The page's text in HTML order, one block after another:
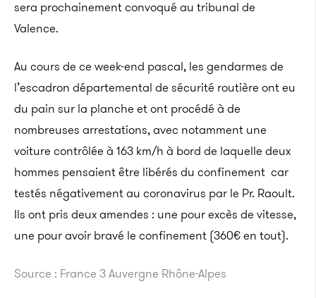
sera prochainement convoqué au tribunal de
Valence.
Au cours de ce week-end pascal, les gendarmes de
l’escadron départemental de sécurité routière ont eu
du pain sur la planche et ont procédé à de
nombreuses arrestations, avec notamment une
voiture contrôlée à 163 km/h à bord de laquelle deux
hommes pensaient être libérés du confinement car
testés négativement au coronavirus par le Pr. Raoult.
Ils ont pris deux amendes : une pour excès de vitesse,
une pour avoir bravé le confinement (360€ en tout).
Source : France 3 Auvergne Rhône-Alpes